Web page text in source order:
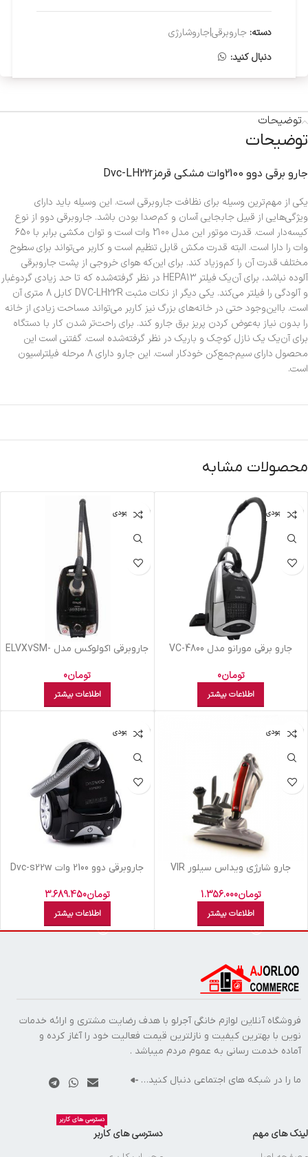
دسته: جاروبرقی|جاروشارژی
دنبال کنید:
توضیحات
توضیحات
جارو برقي دوو 2100وات مشکي قرمزDvc-LH22r
یکی از مهم‌ترین وسیله برای نظافت جاروبرقی است. این وسیله باید دارای
ویژگی‌هایی از قبیل جابجایی آسان و کم‌صدا بودن باشد. جاروبرقی دوو از نوع
کیسه‌دار است. قدرت موتور این مدل 2100 وات است و توان مکشی برابر با 650
وات را دارا است. البته قدرت مکش قابل تنظیم است و کاربر می‌تواند برای سطوح
مختلف قدرت آن را کم‌وزیاد کند. برای این‌که هوای خروجی از پشت جاروبرقی
آلوده نباشد، برای آن‌یک فیلتر HEPA13 در نظر گرفته‌شده که تا حد زیادی گردوغبار
و آلودگی را فیلتر می‌کند. یکی دیگر از نکات مثبت DVC-LH22R کابل 8 متری آن
است. بااین‌وجود حتی در خانه‌های بزرگ نیز کاربر می‌تواند مساحت زیادی از خانه
را بدون نیاز به‌عوض کردن پریز برق جارو کند. برای راحت‌تر شدن کار با دستگاه
برای آن‌یک یک نازل کوچک و باریک در نظر گرفته‌شده است. گفتنی است این
محصول دارای سیم‌جمع‌کن خودکار است. این جارو دارای 8 مرحله فیلتراسیون
است.
محصولات مشابه
اتمام موجودی
جارو برقی مورانو مدل VC-4800
تومان0
اطلاعات بیشتر
اتمام موجودی
جاروبرقی اکولوکس مدل ELVX7SM-
تومان0
اطلاعات بیشتر
اتمام موجودی
جارو شارژي ويداس سيلور VIR
تومان1.356.000
اطلاعات بیشتر
اتمام موجودی
جاروبرقي دوو 2100 وات Dvc-s22w
تومان3.689.450
اطلاعات بیشتر
فروشگاه آنلاین لوازم خانگی آجرلو با هدف رضایت مشتری و ارائه خدمات
نوین با بهترین کیفیت و نازلترین قیمت فعالیت خود را آغاز کرده و
آماده خدمت رسانی به عموم مردم میباشد .
ما را در شبکه های اجتماعی دنبال کنید…
لینک های مهم
دسترسی های کاربر
دسترسی های کاربر